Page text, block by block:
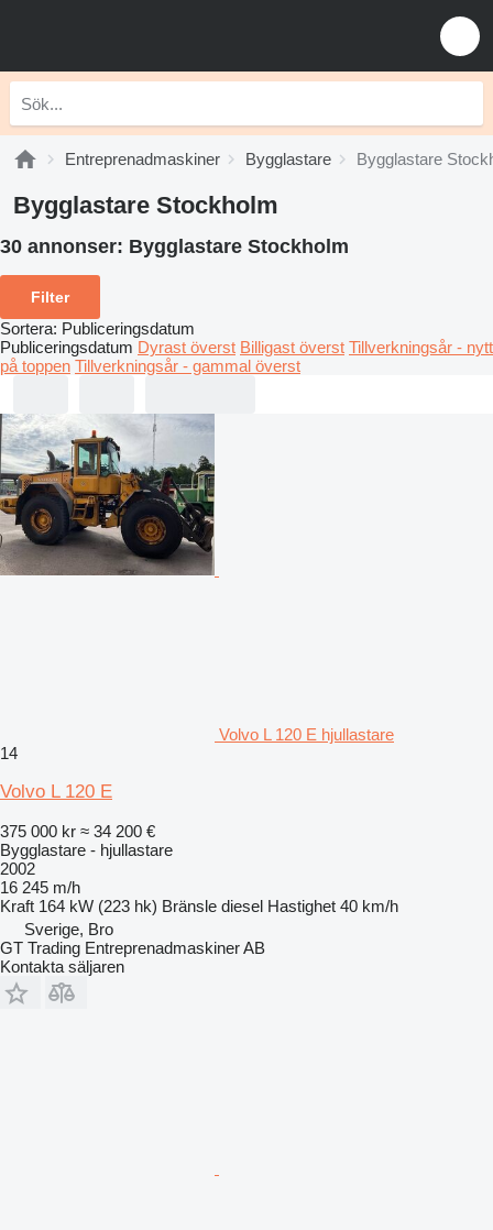
Entreprenadmaskiner Bygglastare Bygglastare
Bygglastare Stockholm
30 annonser: Bygglastare Stockholm
Filter
Sortera: Publiceringsdatum
Publiceringsdatum Dyrast överst Billigast överst Tillverkningsår - nytt
på toppen Tillverkningsår - gammal överst
Volvo L 120 E hjullastare
14
Volvo L 120 E
375 000 kr ≈ 34 200 €
Bygglastare - hjullastare
2002
16 245 m/h
Kraft 164 kW (223 hk) Bränsle diesel Hastighet 40 km/h
Sverige, Bro
GT Trading Entreprenadmaskiner AB
Kontakta säljaren